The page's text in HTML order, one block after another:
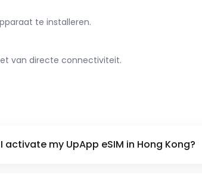
te installeren.
van directe connectiviteit.
activate my UpApp eSIM in Hong Kong?